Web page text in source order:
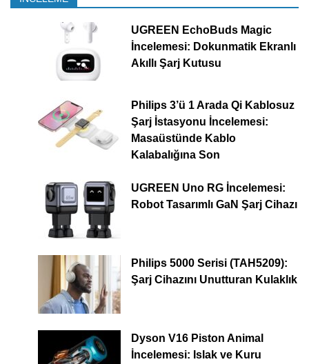
UGREEN EchoBuds Magic
İncelemesi: Dokunmatik Ekranlı
Akıllı Şarj Kutusu
Philips 3’ü 1 Arada Qi Kablosuz
Şarj İstasyonu İncelemesi:
Masaüstünde Kablo
Kalabalığına Son
UGREEN Uno RG İncelemesi:
Robot Tasarımlı GaN Şarj Cihazı
Philips 5000 Serisi (TAH5209):
Şarj Cihazını Unutturan Kulaklık
Dyson V16 Piston Animal
İncelemesi: Islak ve Kuru